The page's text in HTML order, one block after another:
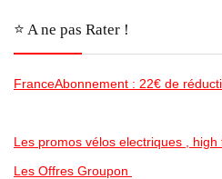
⭐️ A ne pas Rater !
FranceAbonnement : 22€ de
Les promos vélos electriques ,
Les Offres Groupon